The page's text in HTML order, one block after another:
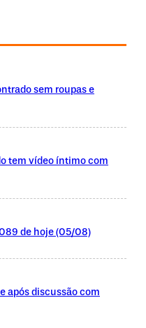
sem roupas e
tem vídeo íntimo com
de hoje (05/08)
após discussão com